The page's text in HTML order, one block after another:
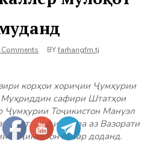
Comments BYfarhangfm.tj
корҳои хориҷии Ҷумҳурии
сафири Штатҳои
Ҷумҳурии Тоҷикистон Мануэл
Дар ин бора аз Вазорати
Тоҷикистон хабар доданд.